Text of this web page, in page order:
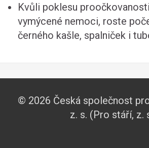
Kvůli poklesu
vymýcené nemoci, roste
černého kašle, spalniček i
© 2026 Česká společnost
z. s. (Pro stáří, z.